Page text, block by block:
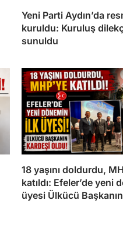
Yeni Parti Aydın’da
kuruldu: Kuruluş
sunuldu
18 yaşını doldurdu,
katıldı: Efeler’de yeni
üyesi Ülkücü Başkanın